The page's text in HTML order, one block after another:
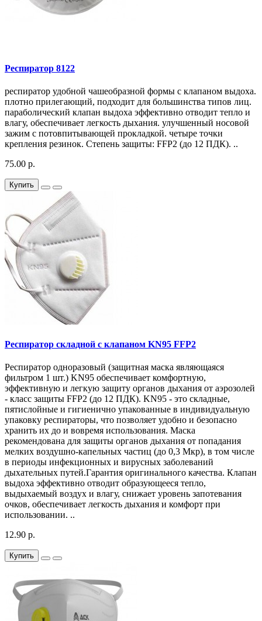
Респиратор 8122
респиратор удобной чашеобразной формы с клапаном выдоха.
плотно прилегающий, подходит для большинства типов лиц.
параболический клапан выдоха эффективно отводит тепло и
влагу, обеспечивает легкость дыхания. улучшенный носовой
зажим с потовпитывающей прокладкой. четыре точки
крепления резинок. Степень защиты: FFP2 (до 12 ПДК). ..
75.00 р.
Купить
Респиратор складной с клапаном KN95 FFP2
Респиратор одноразовый (защитная маска являющаяся
фильтром 1 шт.) KN95 обеспечивает комфортную,
эффективную и легкую защиту органов дыхания от аэрозолей
- класс защиты FFP2 (до 12 ПДК). KN95 - это складные,
пятислойные и гигиенично упакованные в индивидуальную
упаковку респираторы, что позволяет удобно и безопасно
хранить их до и вовремя использования. Маска
рекомендована для защиты органов дыхания от попадания
мелких воздушно-капельных частиц (до 0,3 Мкр), в том числе
в периоды инфекционных и вирусных заболеваний
дыхательных путей.Гарантия оригинального качества. Клапан
выдоха эффективно отводит образующееся тепло,
выдыхаемый воздух и влагу, снижает уровень запотевания
очков, обеспечивает легкость дыхания и комфорт при
использовании. ..
12.90 р.
Купить